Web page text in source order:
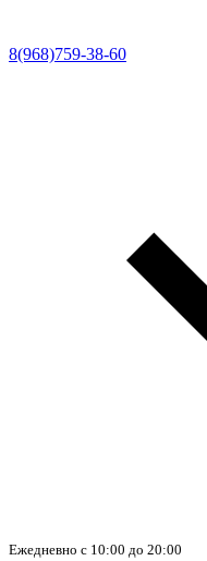
8(968)759-38-60
Ежедневно с 10:00 до 20:00